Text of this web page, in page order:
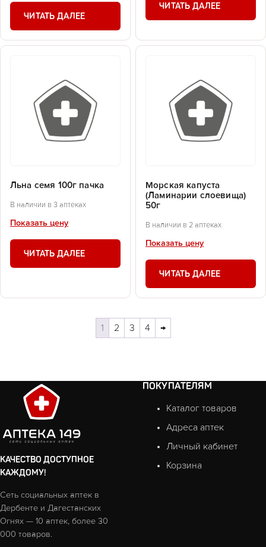
ЧИТАТЬ ДАЛЕЕ
ЧИТАТЬ ДАЛЕЕ
Льна семя 100г пачка
В наличии в 3 аптеках
Показать цену
ЧИТАТЬ ДАЛЕЕ
Морская капуста
(Ламинарии слоевища)
50г
В наличии в 2 аптеках
Показать цену
ЧИТАТЬ ДАЛЕЕ
1 2 3 4 →
КАЧЕСТВО ДОСТУПНОЕ
КАЖДОМУ!
Сеть социальных аптек в
Дербенте и Дагестанских
Огнях — 10 аптек, более 30
000 товаров.
ПОКУПАТЕЛЯМ
Каталог товаров
Адреса аптек
Личный кабинет
Корзина